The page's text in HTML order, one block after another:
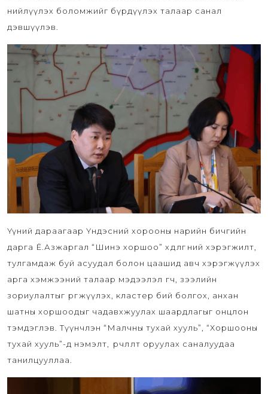
нийлүүлэх боломжийг бүрдүүлэх талаар санал
дэвшүүлэв.
Үүний дараагаар Үндэсний хорооны нарийн бичгийн
дарга Ё.Азжаргал “Шинэ хоршоо” хөдөлгөөний хэрэгжилт,
тулгамдаж буй асуудал болон цаашид авч хэрэгжүүлэх
арга хэмжээний талаар мэдээлэл өгч, зээлийн
зориулалтыг өргөжүүлэх, кластер бий болгох, анхан
шатны хоршоодыг чадавхжуулах шаардлагыг онцлон
тэмдэглэв. Түүнчлэн “Малчны тухай хууль”, “Хоршооны
тухай хууль”-д нэмэлт, өөрчлөлт оруулах саналуудаа
танилцууллаа.